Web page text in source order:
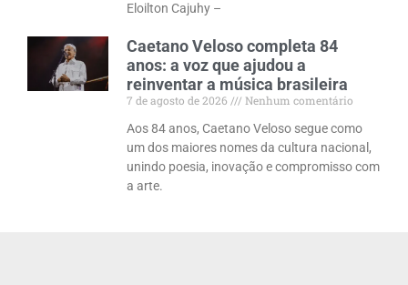
Eloilton Cajuhy –
Caetano Veloso completa 84
anos: a voz que ajudou a
reinventar a música brasileira
7 de agosto de 2026
Nenhum comentário
Aos 84 anos, Caetano Veloso segue como
um dos maiores nomes da cultura nacional,
unindo poesia, inovação e compromisso com
a arte.